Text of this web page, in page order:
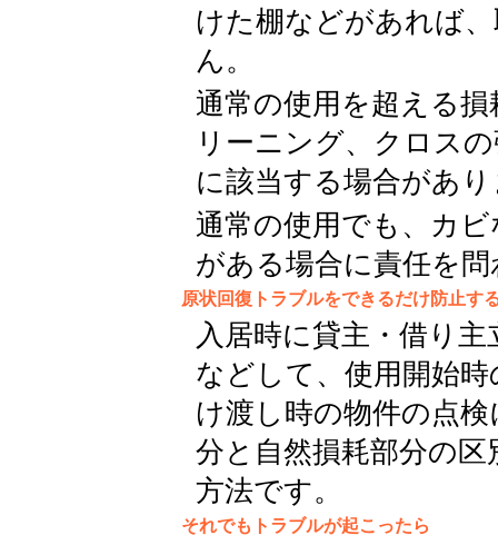
けた棚などがあれば
ん。
通常の使用を超える
リーニング、クロス
に該当する場合があ
通常の使用でも、カ
がある場合に責任を
原状回復トラブルをできるだけ防止す
入居時に貸主・借り
などして、使用開始
け渡し時の物件の点
分と自然損耗部分の
方法です。
それでもトラブルが起こったら